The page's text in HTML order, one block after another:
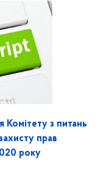
з питань
прав
року